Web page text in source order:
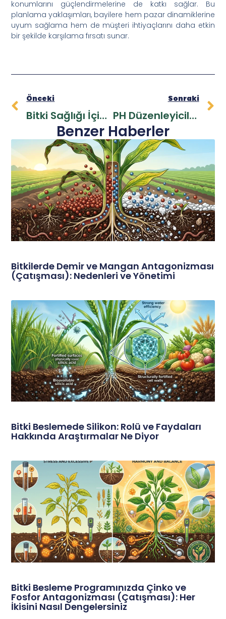
konumlarını güçlendirmelerine de katkı sağlar. Bu
planlama yaklaşımları, bayilere hem pazar dinamiklerine
uyum sağlama hem de müşteri ihtiyaçlarını daha etkin
bir şekilde karşılama fırsatı sunar.
Önceki
Bitki Sağlığı İçin Mikro Besin Elementleri Kullanımı
Sonraki
PH Düzenleyiciler: Toprak Sağlığını İyileştirme
Benzer Haberler
Bitkilerde Demir ve Mangan Antagonizması
(Çatışması): Nedenleri ve Yönetimi
Bitki Beslemede Silikon: Rolü ve Faydaları
Hakkında Araştırmalar Ne Diyor
Bitki Besleme Programınızda Çinko ve
Fosfor Antagonizması (Çatışması): Her
İkisini Nasıl Dengelersiniz